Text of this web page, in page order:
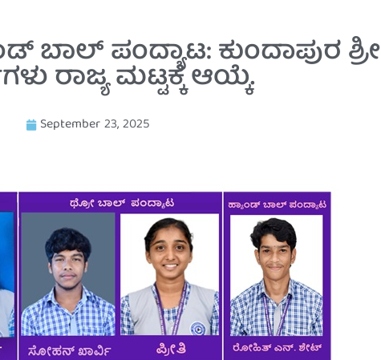
ಪಂದ್ಯಾಟ: ಕುಂದಾಪುರ ಶ್ರೀ
ರಾಜ್ಯ ಮಟ್ಟಕ್ಕೆ ಆಯ್ಕೆ.
September 23, 2025